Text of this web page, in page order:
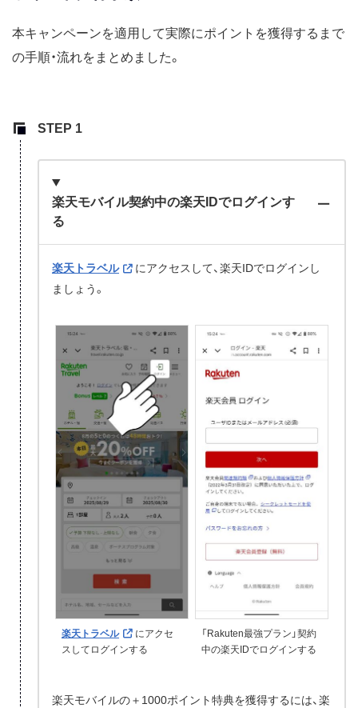
本キャンペーンを適用して実際にポイントを獲得するまで
の手順・流れをまとめました。
楽天モバイル契約中の楽天IDでログインす
る
楽天トラベル
にアクセスして、楽天IDでログインし
ましょう。
楽天トラベル
にアクセ
スしてログインする
「Rakuten最強プラン」契約
中の楽天IDでログインする
楽天モバイルの＋1000ポイント特典を獲得するには、楽